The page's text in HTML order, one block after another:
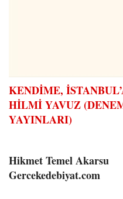
KENDİME,
HİLMİ YAVUZ
YAYINLARI)
Hikmet Temel Akarsu
Gercekedebiyat.com